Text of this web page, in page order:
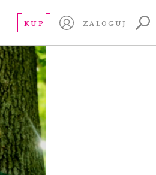
KUP ZALOGUJ